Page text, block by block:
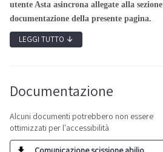
utente Asta asincrona allegate alla sezione
documentazione della presente pagina.
LEGGI TUTTO ↓
Documentazione
Alcuni documenti potrebbero non essere
ottimizzati per l'accessibilità